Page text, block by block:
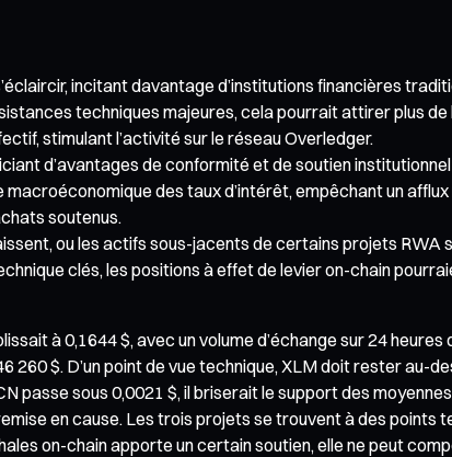
incitant davantage d’institutions financières
techniques majeures, cela pourrait attirer plus
stimulant l’activité sur le réseau Overledger.
d’avantages de conformité et de soutien
des taux d’intérêt, empêchant un
soutenus.
ou les actifs sous-jacents de certains projets RWA
clés, les positions à effet de levier on-chain
à 0,1644 $, avec un volume d’échange sur 24 heures
260 $. D’un point de vue technique, XLM doit rester
passe sous 0,0021 $, il briserait le support des
en cause. Les trois projets se trouvent à des points
on-chain apporte un certain soutien, elle ne peut